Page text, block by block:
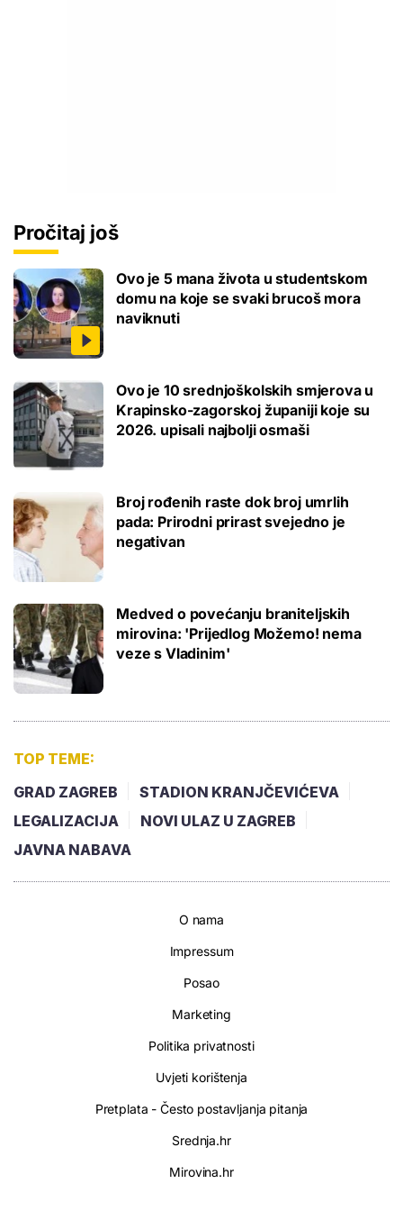
Pročitaj još
Ovo je 5 mana života u studentskom
domu na koje se svaki brucoš mora
naviknuti
Ovo je 10 srednjoškolskih smjerova u
Krapinsko-zagorskoj županiji koje su
2026. upisali najbolji osmaši
Broj rođenih raste dok broj umrlih
pada: Prirodni prirast svejedno je
negativan
Medved o povećanju braniteljskih
mirovina: 'Prijedlog Možemo! nema
veze s Vladinim'
TOP TEME:
GRAD ZAGREB
STADION KRANJČEVIĆEVA
LEGALIZACIJA
NOVI ULAZ U ZAGREB
JAVNA NABAVA
O nama
Impressum
Posao
Marketing
Politika privatnosti
Uvjeti korištenja
Pretplata - Često postavljanja pitanja
Srednja.hr
Mirovina.hr